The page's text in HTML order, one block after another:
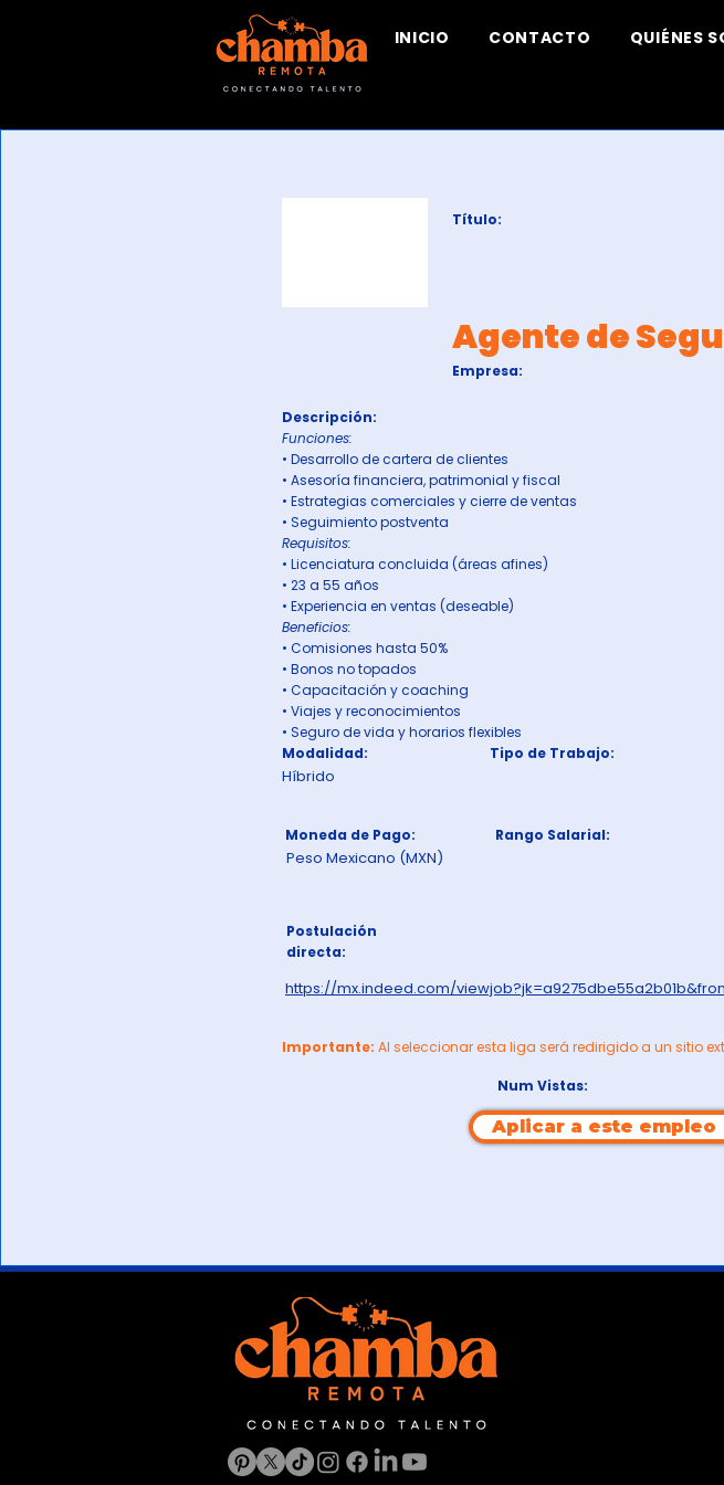
INICIO CONTACTO QUIÉNES
Título:
Agente de
Empresa:
Descripción:
Funciones:
• Desarrollo de cartera de clientes
• Asesoría financiera, patrimonial y fiscal
• Estrategias comerciales y cierre de ventas
• Seguimiento postventa
Requisitos:
• Licenciatura concluida (áreas afines)
• 23 a 55 años
• Experiencia en ventas (deseable)
Beneficios:
• Comisiones hasta 50%
• Bonos no topados
• Capacitación y coaching
• Viajes y reconocimientos
• Seguro de vida y horarios flexibles
Modalidad:
Híbrido
Tipo de Trabajo:
Moneda de Pago:
Peso Mexicano (MXN)
Rango Salarial:
Postulación
directa:
https://mx.indeed.com/
Importante: Al seleccionar esta liga será redirigido a un sitio
Num Vistas:
Aplicar a este empleo